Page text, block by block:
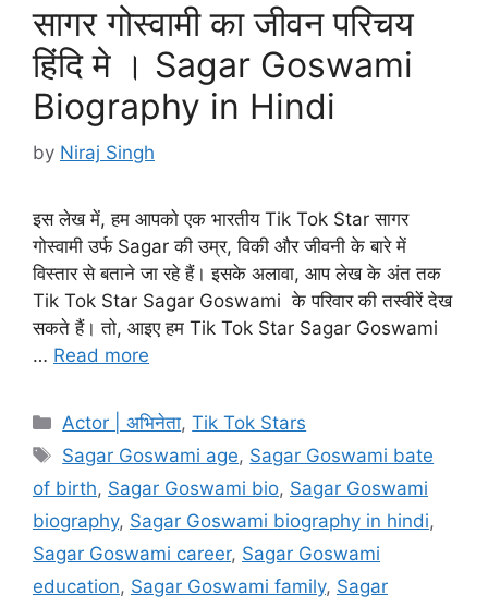
सागर गोस्वामी का जीवन परिचय
हिंदि मे । Sagar Goswami
Biography in Hindi
by Niraj Singh
इस लेख में, हम आपको एक भारतीय Tik Tok Star सागर
गोस्वामी उर्फ Sagar की उम्र, विकी और जीवनी के बारे में
विस्तार से बताने जा रहे हैं। इसके अलावा, आप लेख के अंत तक
Tik Tok Star Sagar Goswami के परिवार की तस्वीरें देख
सकते हैं। तो, आइए हम Tik Tok Star Sagar Goswami
… Read more
Categories
Actor | अभिनेता,Tik Tok Stars
Tags
Sagar Goswami age, Sagar Goswami bate
of birth, Sagar Goswami bio, Sagar Goswami
biography, Sagar Goswami biography in hindi,
Sagar Goswami career, Sagar Goswami
education, Sagar Goswami family, Sagar